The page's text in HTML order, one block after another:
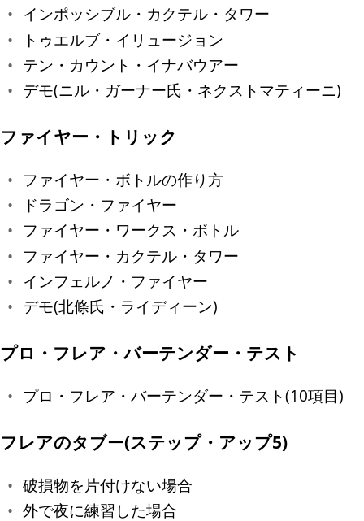
インポッシブル・カクテル・タワー
トゥエルブ・イリュージョン
テン・カウント・イナバウアー
デモ(ニル・ガーナー氏・ネクストマティーニ)
ファイヤー・トリック
ファイヤー・ボトルの作り方
ドラゴン・ファイヤー
ファイヤー・ワークス・ボトル
ファイヤー・カクテル・タワー
インフェルノ・ファイヤー
デモ(北條氏・ライディーン)
プロ・フレア・バーテンダー・テスト
プロ・フレア・バーテンダー・テスト(10項目)
フレアのタブー(ステップ・アップ5)
破損物を片付けない場合
外で夜に練習した場合